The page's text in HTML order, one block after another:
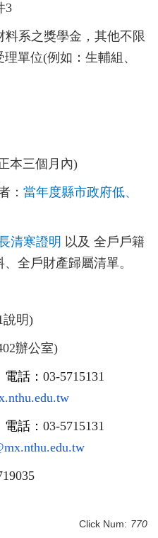
3
系之獎學金， 其他不限
理單位(例如 ： 生輔組、
本三個月內)
： 當年度縣市政府低、
清寒證明 以及 全戶戶籍
全戶財產歸屬清單。
說明)
辦公室)
話： 03-5715131
話： 03-5715131
Click Num: 770